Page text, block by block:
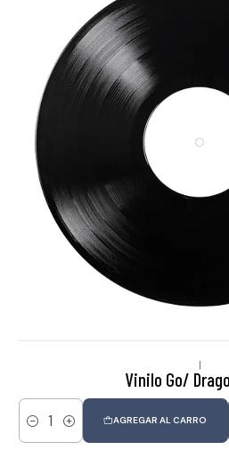
|
Vinilo Go/
Cantidad
AGREGAR AL CARRO